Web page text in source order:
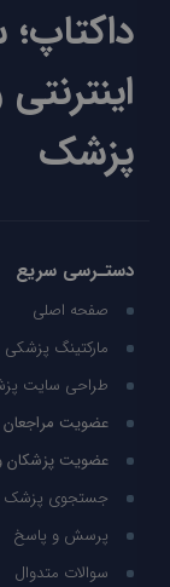
پزشک
دستـرسی سریع
صفحه اصلی
مارکتینگ پزشکی
طراحی سایت
عضویت مراجعان
عضویت پزشکان
جستجوی پزشک
پرسش و پاسخ
سوالات متدوال